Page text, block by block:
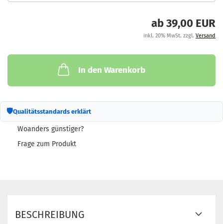
ab 39,00 EUR
inkl. 20% MwSt. zzgl. Versand
In den Warenkorb
🛡Qualitätsstandards erklärt
Woanders günstiger?
Frage zum Produkt
BESCHREIBUNG